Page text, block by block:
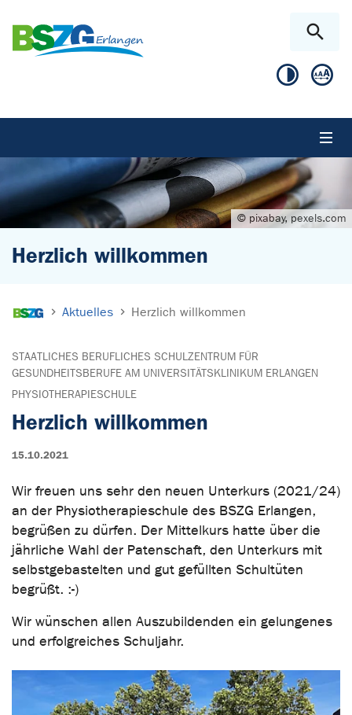
© pixabay, pexels.com
Herzlich willkommen
Aktuelles Herzlich willkommen
STAATLICHES BERUFLICHES SCHULZENTRUM FÜR
GESUNDHEITSBERUFE AM UNIVERSITÄTSKLINIKUM ERLANGEN
PHYSIOTHERAPIESCHULE
Herzlich willkommen
15.10.2021
Wir freuen uns sehr den neuen Unterkurs (2021/24)
an der Physiotherapieschule des BSZG Erlangen,
begrüßen zu dürfen. Der Mittelkurs hatte über die
jährliche Wahl der Patenschaft, den Unterkurs mit
selbstgebastelten und gut gefüllten Schultüten
begrüßt. :-)
Wir wünschen allen Auszubildenden ein gelungenes
und erfolgreiches Schuljahr.